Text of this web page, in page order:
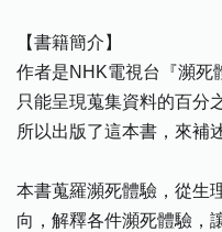
【書籍簡介】
作者是NHK電視台『瀕死
只能呈現蒐集資料的百分
所以出版了這本書，來補
本書蒐羅瀕死體驗，從生
向，解釋各件瀕死體驗，